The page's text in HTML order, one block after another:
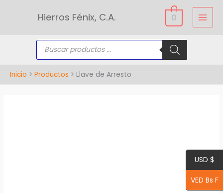
Hierros Fénix, C.A. 0
Búsqueda
productos
Inicio Productos Llave de Arresto
USD $
VED Bs F